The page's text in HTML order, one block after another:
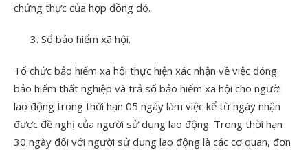
chứng thực của hợp đồng đó.
Sổ bảo hiểm xã hội.
Tổ chức bảo hiểm xã hội thực hiện xác nhận về việc đóng
bảo hiểm thất nghiệp và trả sổ bảo hiểm xã hội cho người
lao động trong thời hạn 05 ngày làm việc kể từ ngày nhận
được đề nghị của người sử dụng lao động. Trong thời hạn
30 ngày đối với người sử dụng lao động là các cơ quan, đơn